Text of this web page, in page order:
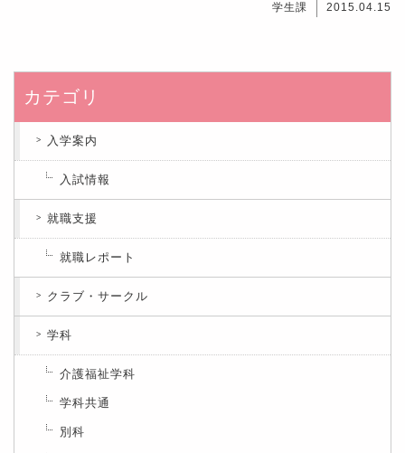
学生課 2015.04.15
カテゴリ
入学案内
入試情報
就職支援
就職レポート
クラブ・サークル
学科
介護福祉学科
学科共通
別科